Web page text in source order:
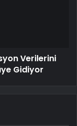
Verilerini
Gidiyor